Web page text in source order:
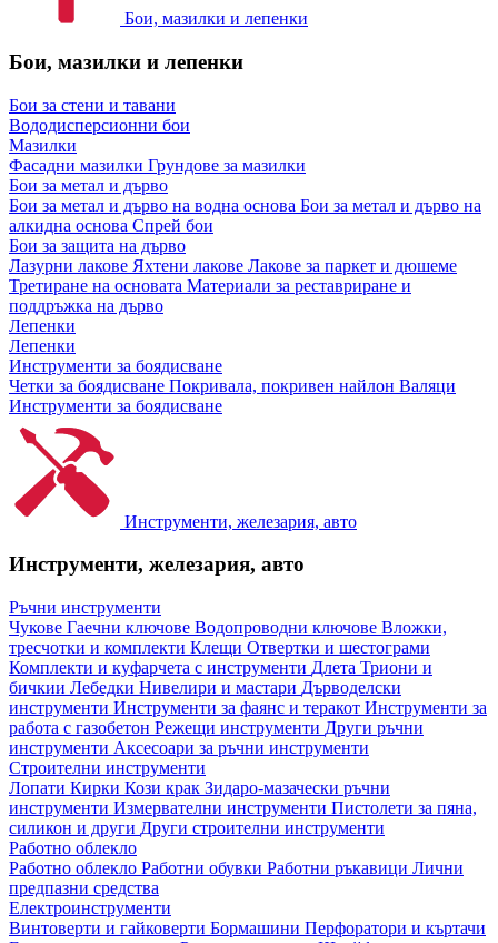
Бои, мазилки и лепенки
Бои, мазилки и лепенки
Бои за стени и тавани
Вододисперсионни бои
Мазилки
Фасадни мазилки Грундове за мазилки
Бои за метал и дърво
Бои за метал и дърво на водна основа Бои за метал и дърво на
алкидна основа Спрей бои
Бои за защита на дърво
Лазурни лакове Яхтени лакове Лакове за паркет и дюшеме
Третиране на основата Материали за реставриране и
поддръжка на дърво
Лепенки
Лепенки
Инструменти за боядисване
Четки за боядисване Покривала, покривен найлон Валяци
Инструменти за боядисване
Инструменти, железария, авто
Инструменти, железария, авто
Ръчни инструменти
Чукове Гаечни ключове Водопроводни ключове Вложки,
тресчотки и комплекти Клещи Отвертки и шестограми
Комплекти и куфарчета с инструменти Длета Триони и
бичкии Лебедки Нивелири и мастари Дърводелски
инструменти Инструменти за фаянс и теракот Инструменти за
работа с газобетон Режещи инструменти Други ръчни
инструменти Аксесоари за ръчни инструменти
Строителни инструменти
Лопати Кирки Кози крак Зидаро-мазачески ръчни
инструменти Измервателни инструменти Пистолети за пяна,
силикон и други Други строителни инструменти
Работно облекло
Работно облекло Работни обувки Работни ръкавици Лични
предпазни средства
Електроинструменти
Винтоверти и гайковерти Бормашини Перфоратори и къртачи